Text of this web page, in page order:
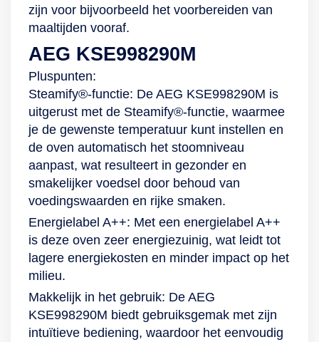
zijn voor bijvoorbeeld het voorbereiden van
maaltijden vooraf.
AEG KSE998290M
Pluspunten:
Steamify®-functie: De AEG KSE998290M is
uitgerust met de Steamify®-functie, waarmee
je de gewenste temperatuur kunt instellen en
de oven automatisch het stoomniveau
aanpast, wat resulteert in gezonder en
smakelijker voedsel door behoud van
voedingswaarden en rijke smaken.
Energielabel A++: Met een energielabel A++
is deze oven zeer energiezuinig, wat leidt tot
lagere energiekosten en minder impact op het
milieu.
Makkelijk in het gebruik: De AEG
KSE998290M biedt gebruiksgemak met zijn
intuïtieve bediening, waardoor het eenvoudig